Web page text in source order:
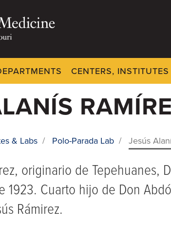
CENTERS,
& Labs / Polo-Parada Lab / Jesús
originario de Tepehuanes,
1923. Cuarto hijo de Don
Rámirez.